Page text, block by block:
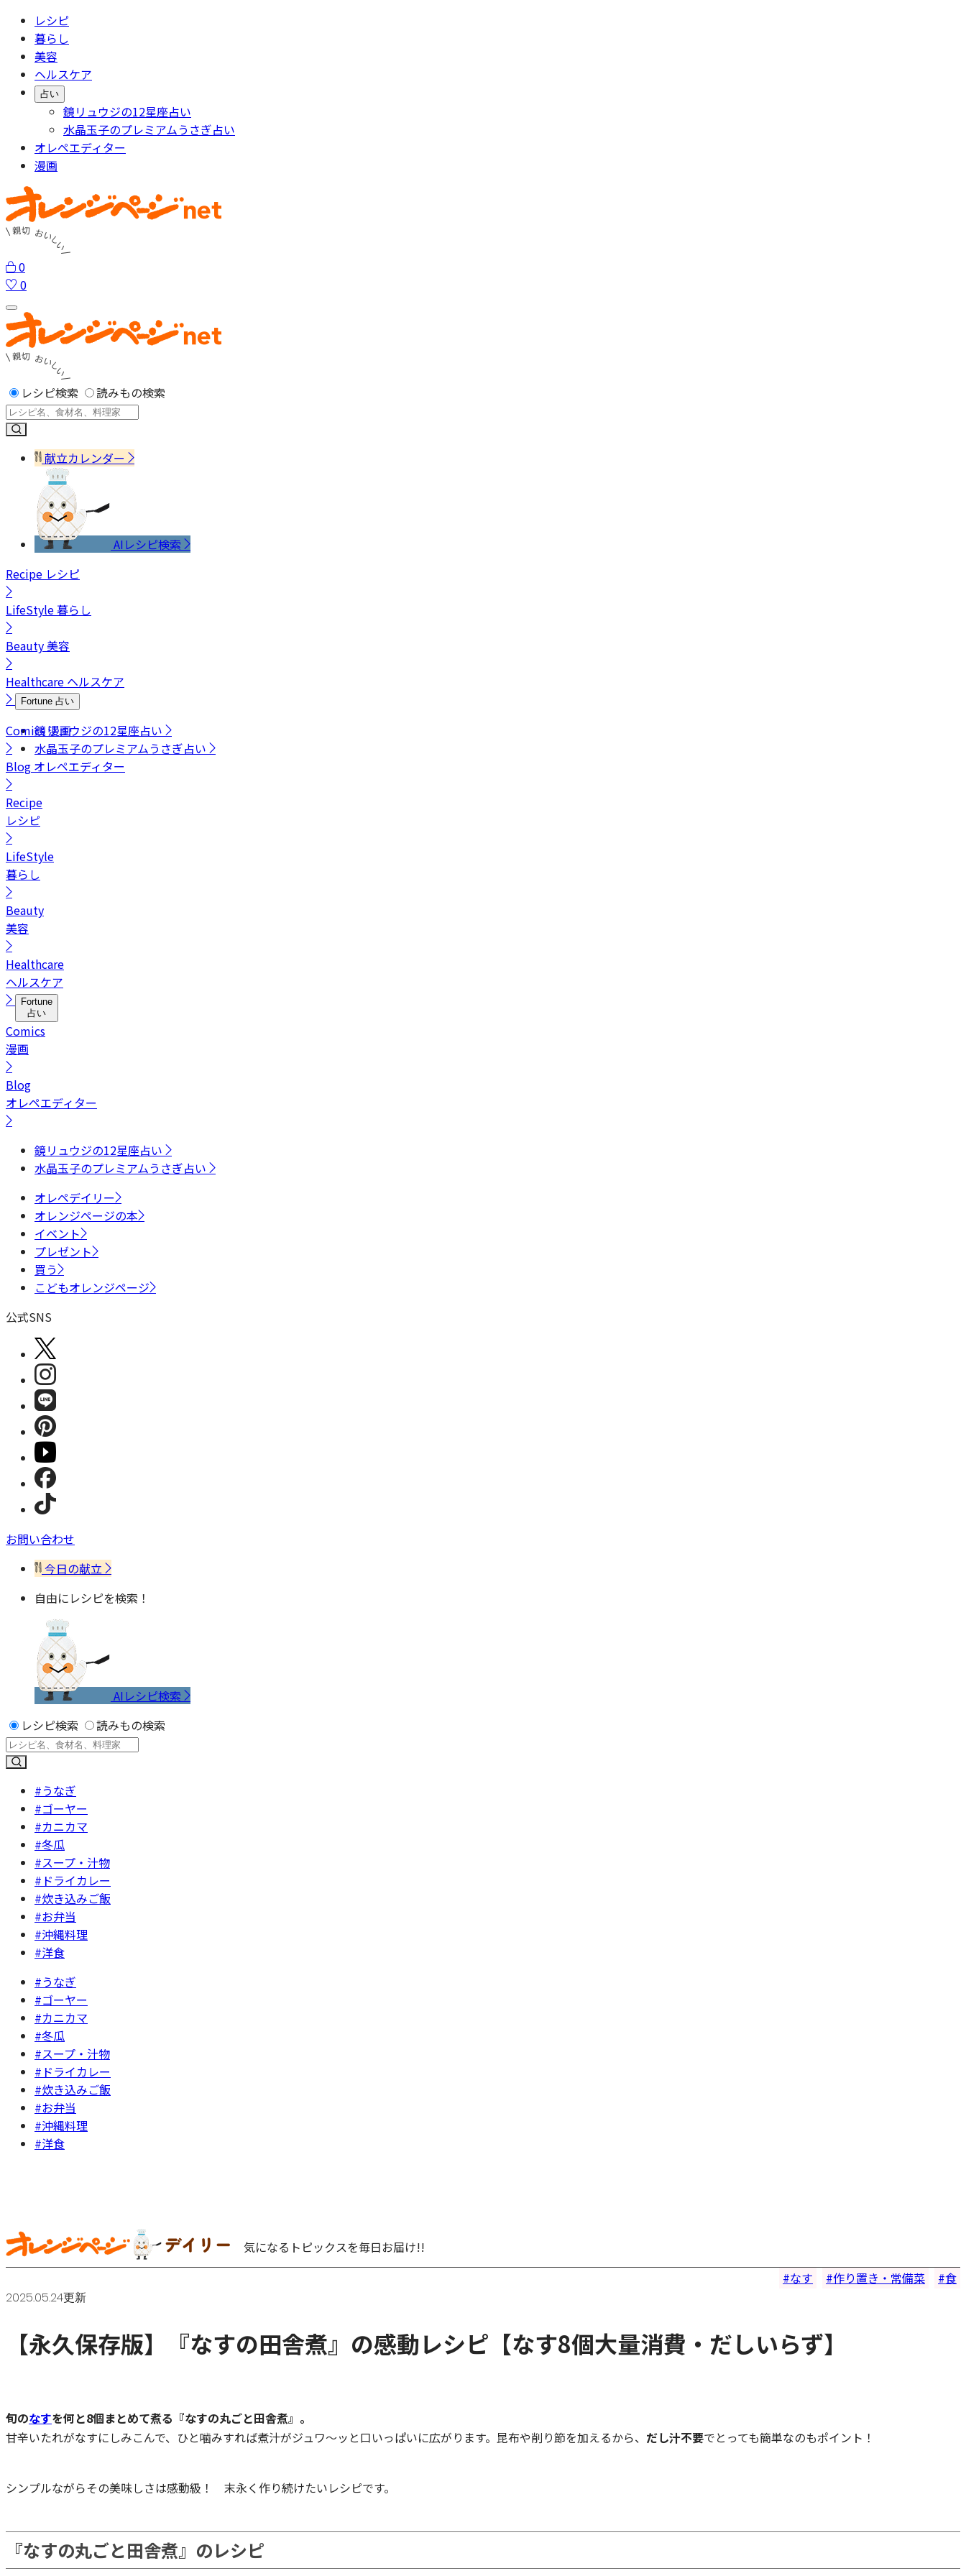
レシピ
暮らし
美容
ヘルスケア
占い
鏡リュウジの12星座占い
水晶玉子のプレミアムうさぎ占い
オレペエディター
漫画
0
0
レシピ検索 読みもの検索
献立カレンダー
AIレシピ検索
Recipe レシピ
LifeStyle暮らし
Beauty美容
Healthcare ヘルスケア
Fortune 占い
鏡リュウジの12星座占い
水晶玉子のプレミアムうさぎ占い
Comics漫画
Blog オレペエディター
Recipe
レシピ
LifeStyle
暮らし
Beauty
美容
Healthcare
ヘルスケア
Fortune
占い
Comics
漫画
Blog
オレペエディター
鏡リュウジの12星座占い
水晶玉子のプレミアムうさぎ占い
オレペデイリー
オレンジページの本
イベント
プレゼント
買う
こどもオレンジページ
公式SNS
お問い合わせ
今日の献立
自由にレシピを検索！
AIレシピ検索
レシピ検索
読みもの検索
#うなぎ
#ゴーヤー
#カニカマ
#冬瓜
#スープ・汁物
#ドライカレー
#炊き込みご飯
#お弁当
#沖縄料理
#洋食
#うなぎ
#ゴーヤー
#カニカマ
#冬瓜
#スープ・汁物
#ドライカレー
#炊き込みご飯
#お弁当
#沖縄料理
#洋食
気になるトピックスを毎日お届け!!
なす
作り置き・常備菜 食
2025.05.24更新
【永久保存版】『なすの田舎煮』の感動レシピ【なす8個大量消費・だしいらず】
旬のなすを何と8個まとめて煮る『なすの丸ごと田舎煮』。
甘辛いたれがなすにしみこんで、ひと噛みすれば煮汁がジュワ～ッと口いっぱいに広がります。昆布や削り節を加えるから、 だし汁不要でとっても簡単なのもポイント！
シンプルながらその美味しさは感動級！ 末永く作り続けたいレシピです。
『なすの丸ごと田舎煮』のレシピ